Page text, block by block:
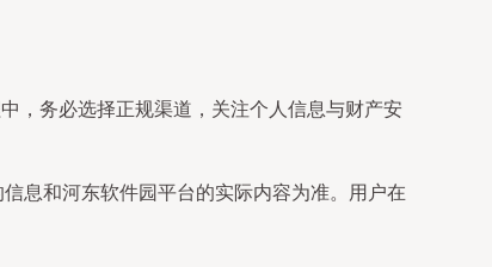
，务必选择正规渠道，关注个人信息与财产安
息和河东软件园平台的实际内容为准。用户在